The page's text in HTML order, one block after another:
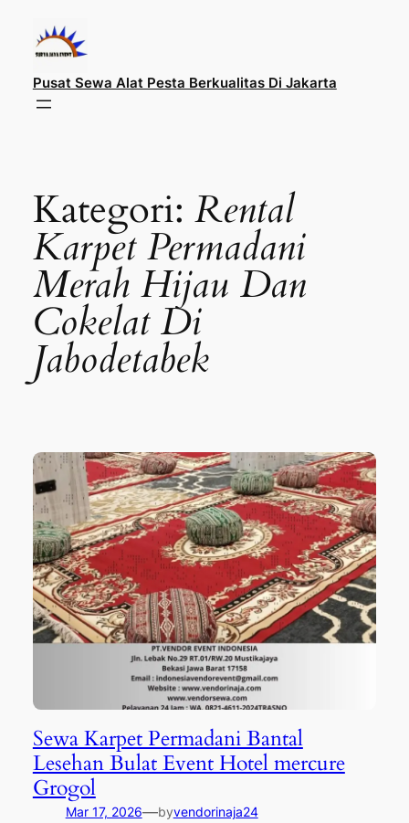
konten
Pusat Sewa Alat Pesta Berkualitas Di Jakarta
Kategori: Rental
Karpet Permadani
Merah Hijau Dan
Cokelat Di
Jabodetabek
Sewa Karpet Permadani Bantal
Lesehan Bulat Event Hotel mercure
Grogol
Mar 17, 2026—byvendorinaja24